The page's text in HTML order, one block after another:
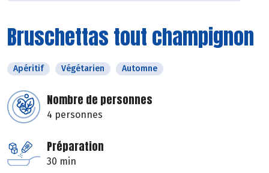
Bruschettas tout champignon
Apéritif Végétarien Automne
Nombre de personnes
4 personnes
Préparation
30 min